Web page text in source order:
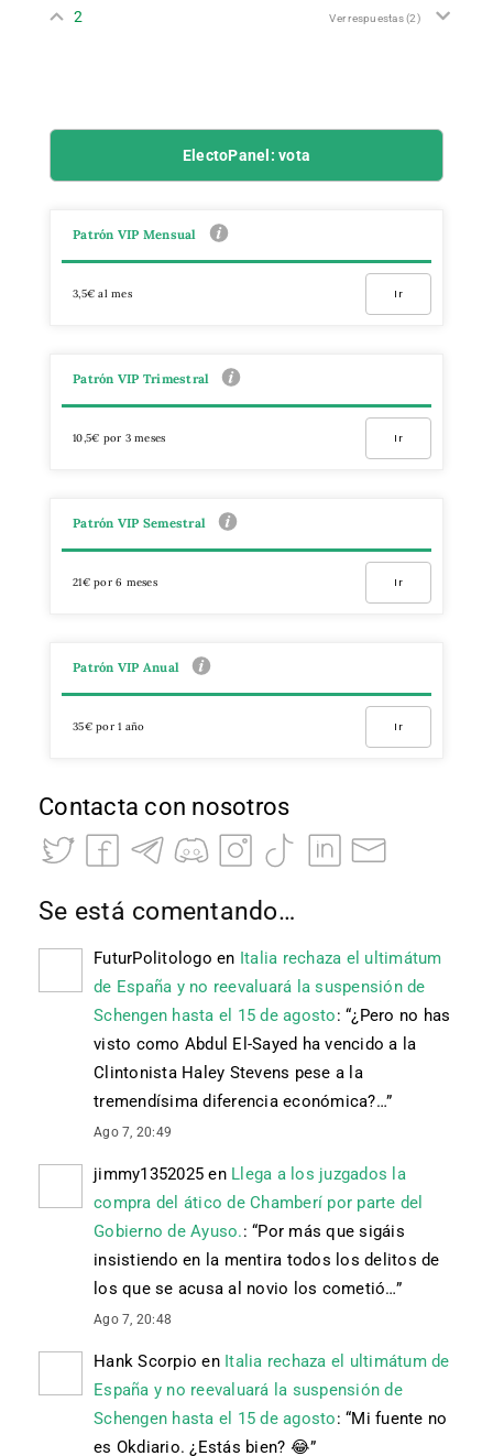
2 Ver respuestas(2)
ElectoPanel: vota
Patrón VIP Mensual
3,5€ al mes Ir
Patrón VIP Trimestral
10,5€ por 3 meses Ir
Patrón VIP Semestral
21€ por 6 meses Ir
Patrón VIP Anual
35€ por 1 año Ir
Contacta con nosotros
Se está comentando…
FuturPolitologo en Italia rechaza el ultimátum
de España y no reevaluará la suspensión de
Schengen hasta el 15 de agosto: “¿Pero no has
visto como Abdul El-Sayed ha vencido a la
Clintonista Haley Stevens pese a la
tremendísima diferencia económica?…”
Ago 7, 20:49
jimmy1352025 en Llega a los juzgados la
compra del ático de Chamberí por parte del
Gobierno de Ayuso.: “Por más que sigáis
insistiendo en la mentira todos los delitos de
los que se acusa al novio los cometió…”
Ago 7, 20:48
Hank Scorpio en Italia rechaza el ultimátum de
España y no reevaluará la suspensión de
Schengen hasta el 15 de agosto: “Mi fuente no
es Okdiario. ¿Estás bien? 😂”